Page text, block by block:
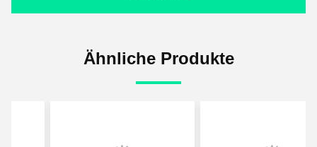
Ähnliche Produkte